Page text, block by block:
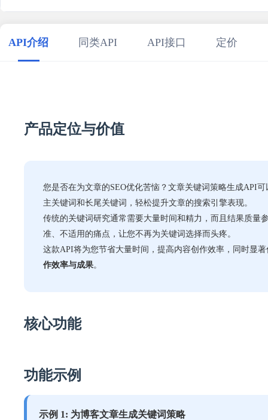
30
32
// 使用示例
API介绍 同类API API接口 定价
产品定位与价值
您是否在为文章的SEO优化苦恼？文章关键词策略生成API
主关键词和长尾关键词，轻松提升文章的搜索引擎表现。
传统的关键词研究通常需要大量时间和精力，而且结果质量
准、不适用的痛点，让您不再为关键词选择而头疼。
这款API将为您节省大量时间，提高内容创作效率，同时显
作效率与成果。
核心功能
功能示例
示例 1: 为博客文章生成关键词策略